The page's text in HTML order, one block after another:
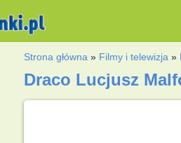
Strona główna » Filmy i telewizja »
Draco Lucjusz